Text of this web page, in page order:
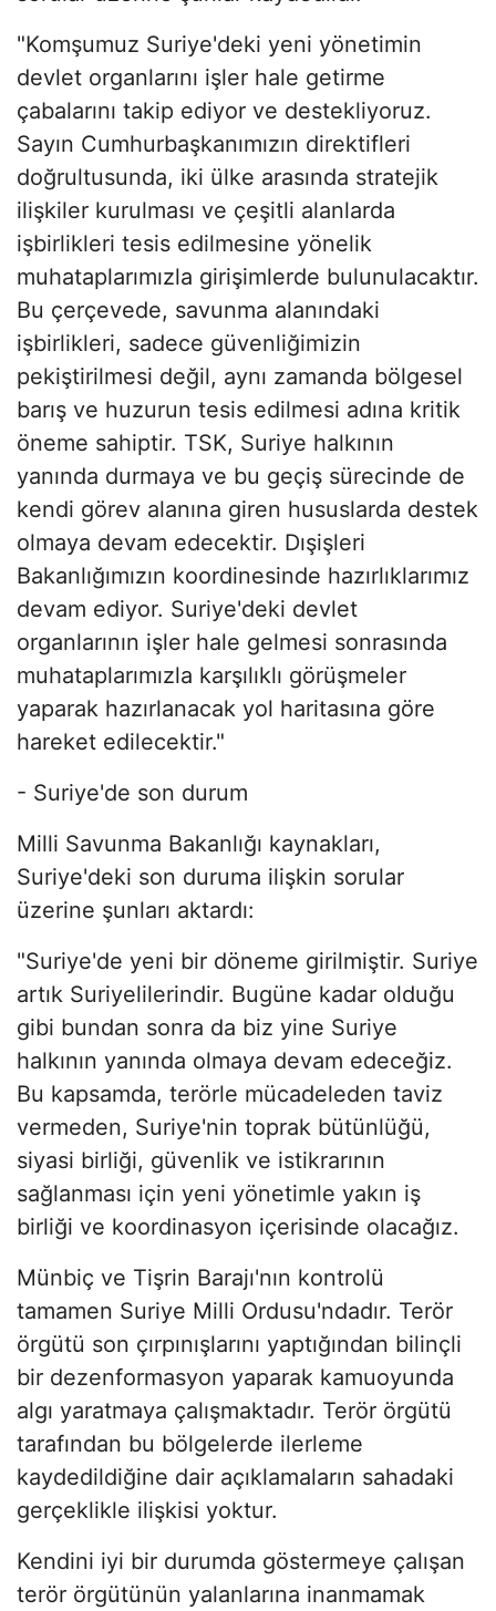
"Komşumuz Suriye'deki yeni yönetimin
devlet organlarını işler hale getirme
çabalarını takip ediyor ve destekliyoruz.
Sayın Cumhurbaşkanımızın direktifleri
doğrultusunda, iki ülke arasında stratejik
ilişkiler kurulması ve çeşitli alanlarda
işbirlikleri tesis edilmesine yönelik
muhataplarımızla girişimlerde bulunulacaktır.
Bu çerçevede, savunma alanındaki
işbirlikleri, sadece güvenliğimizin
pekiştirilmesi değil, aynı zamanda bölgesel
barış ve huzurun tesis edilmesi adına kritik
öneme sahiptir. TSK, Suriye halkının
yanında durmaya ve bu geçiş sürecinde de
kendi görev alanına giren hususlarda destek
olmaya devam edecektir. Dışişleri
Bakanlığımızın koordinesinde hazırlıklarımız
devam ediyor. Suriye'deki devlet
organlarının işler hale gelmesi sonrasında
muhataplarımızla karşılıklı görüşmeler
yaparak hazırlanacak yol haritasına göre
hareket edilecektir."
- Suriye'de son durum
Milli Savunma Bakanlığı kaynakları,
Suriye'deki son duruma ilişkin sorular
üzerine şunları aktardı:
"Suriye'de yeni bir döneme girilmiştir. Suriye
artık Suriyelilerindir. Bugüne kadar olduğu
gibi bundan sonra da biz yine Suriye
halkının yanında olmaya devam edeceğiz.
Bu kapsamda, terörle mücadeleden taviz
vermeden, Suriye'nin toprak bütünlüğü,
siyasi birliği, güvenlik ve istikrarının
sağlanması için yeni yönetimle yakın iş
birliği ve koordinasyon içerisinde olacağız.
Münbiç ve Tişrin Barajı'nın kontrolü
tamamen Suriye Milli Ordusu'ndadır. Terör
örgütü son çırpınışlarını yaptığından bilinçli
bir dezenformasyon yaparak kamuoyunda
algı yaratmaya çalışmaktadır. Terör örgütü
tarafından bu bölgelerde ilerleme
kaydedildiğine dair açıklamaların sahadaki
gerçeklikle ilişkisi yoktur.
Kendini iyi bir durumda göstermeye çalışan
terör örgütünün yalanlarına inanmamak